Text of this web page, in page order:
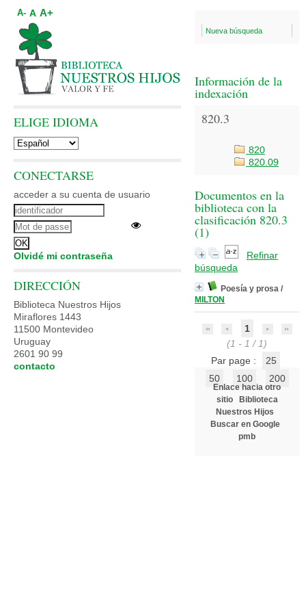
Nueva búsqueda
Información de la
indexación
820.3
820
820.09
Documentos en la
biblioteca con la
clasificación 820.3
(1)
Refinar
búsqueda
Poesía y prosa /
MILTON
1
(1 - 1 / 1)
Par page :
25
50
100 200
Enlace hacia otro
sitio
Biblioteca
Nuestros Hijos
Buscar en Google
pmb
A- A A+
ELIGE IDIOMA
CONECTARSE
acceder a su cuenta de usuario
Olvidé mi contraseña
DIRECCIÓN
Biblioteca Nuestros Hijos
Miraflores 1443
11500 Montevideo
Uruguay
2601 90 99
contacto